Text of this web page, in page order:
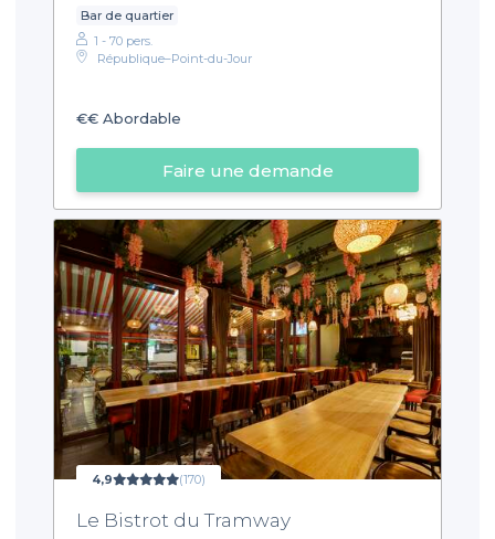
Bar de quartier
1 - 70 pers.
République–Point-du-Jour
€€ Abordable
Faire une demande
4,9 (170)
Le Bistrot du Tramway